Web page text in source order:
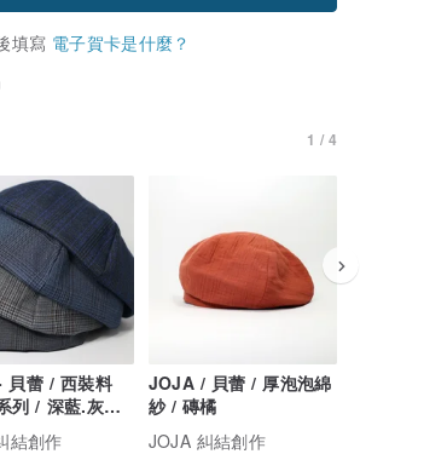
填寫 電子賀卡是什麼？
1 / 4
貝蕾 / 西裝料
列 / 深藍.灰藍.
結創作
JOJA / 貝蕾 / 厚泡泡綿
紗 / 磚橘
JOJA 糾結創作